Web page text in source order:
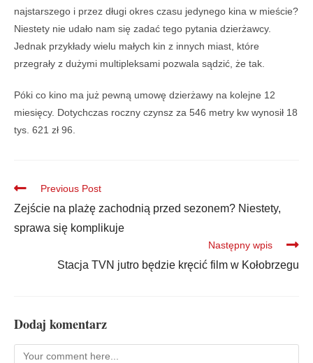
najstarszego i przez długi okres czasu jedynego kina w mieście?
Niestety nie udało nam się zadać tego pytania dzierżawcy.
Jednak przykłady wielu małych kin z innych miast, które
przegrały z dużymi multipleksami pozwala sądzić, że tak.
Póki co kino ma już pewną umowę dzierżawy na kolejne 12
miesięcy. Dotychczas roczny czynsz za 546 metry kw wynosił 18
tys. 621 zł 96.
Previous Post
Zejście na plażę zachodnią przed sezonem? Niestety,
sprawa się komplikuje
Następny wpis
Stacja TVN jutro będzie kręcić film w Kołobrzegu
Dodaj komentarz